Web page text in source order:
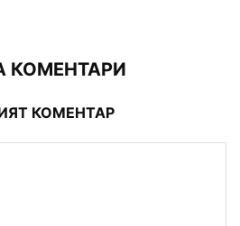
КОМЕНТАРИ
КОМЕНТАР